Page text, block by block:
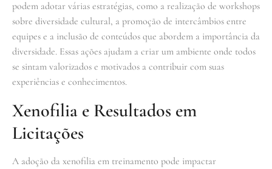
podem adotar várias estratégias, como a realização de workshops
sobre diversidade cultural, a promoção de intercâmbios entre
equipes e a inclusão de conteúdos que abordem a importância da
diversidade. Essas ações ajudam a criar um ambiente onde todos
se sintam valorizados e motivados a contribuir com suas
experiências e conhecimentos.
Xenofilia e Resultados em
Licitações
A adoção da xenofilia em treinamento pode impactar